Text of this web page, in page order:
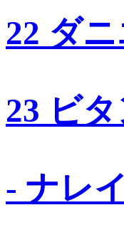
22 ダ
23 ビ
- ナレ